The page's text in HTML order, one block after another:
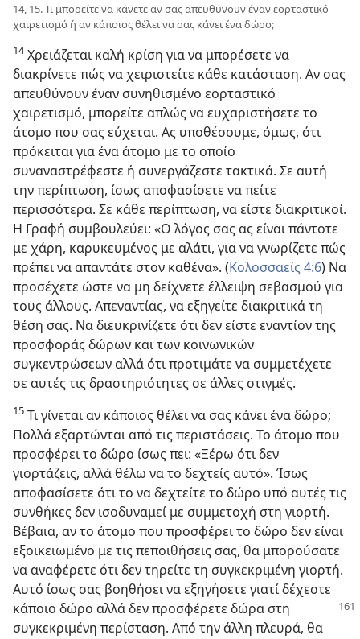
14, 15. Τι μπορείτε να κάνετε αν σας απευθύνουν έναν εορταστικό
χαιρετισμό ή αν κάποιος θέλει να σας κάνει ένα δώρο;
14Χρειάζεται καλή κρίση για να μπορέσετε να
διακρίνετε πώς να χειριστείτε κάθε κατάσταση. Αν σας
απευθύνουν έναν συνηθισμένο εορταστικό
χαιρετισμό, μπορείτε απλώς να ευχαριστήσετε το
άτομο που σας εύχεται. Ας υποθέσουμε, όμως, ότι
πρόκειται για ένα άτομο με το οποίο
συναναστρέφεστε ή συνεργάζεστε τακτικά. Σε αυτή
την περίπτωση, ίσως αποφασίσετε να πείτε
περισσότερα. Σε κάθε περίπτωση, να είστε διακριτικοί.
Η Γραφή συμβουλεύει: «Ο λόγος σας ας είναι πάντοτε
με χάρη, καρυκευμένος με αλάτι, για να γνωρίζετε πώς
πρέπει να απαντάτε στον καθένα». (Κολοσσαείς 4:6) Να
προσέχετε ώστε να μη δείχνετε έλλειψη σεβασμού για
τους άλλους. Απεναντίας, να εξηγείτε διακριτικά τη
θέση σας. Να διευκρινίζετε ότι δεν είστε εναντίον της
προσφοράς δώρων και των κοινωνικών
συγκεντρώσεων αλλά ότι προτιμάτε να συμμετέχετε
σε αυτές τις δραστηριότητες σε άλλες στιγμές.
15 Τι γίνεται αν κάποιος θέλει να σας κάνει ένα δώρο;
Πολλά εξαρτώνται από τις περιστάσεις. Το άτομο που
προσφέρει το δώρο ίσως πει: «Ξέρω ότι δεν
γιορτάζεις, αλλά θέλω να το δεχτείς αυτό». Ίσως
αποφασίσετε ότι το να δεχτείτε το δώρο υπό αυτές τις
συνθήκες δεν ισοδυναμεί με συμμετοχή στη γιορτή.
Βέβαια, αν το άτομο που προσφέρει το δώρο δεν είναι
εξοικειωμένο με τις πεποιθήσεις σας, θα μπορούσατε
να αναφέρετε ότι δεν τηρείτε τη συγκεκριμένη γιορτή.
Αυτό ίσως σας βοηθήσει να εξηγήσετε γιατί δέχεστε
κάποιο δώρο αλλά δενπροσφέρετε δώρα στη
συγκεκριμένη περίσταση. Από την άλλη πλευρά, θα